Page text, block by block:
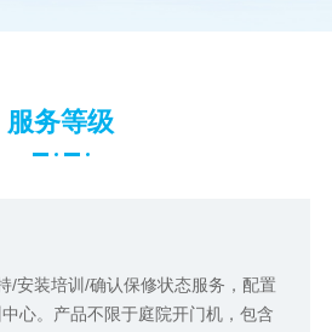
服务等级
/安装培训/确认保修状态服务，配置
心。产品不限于庭院开门机，包含